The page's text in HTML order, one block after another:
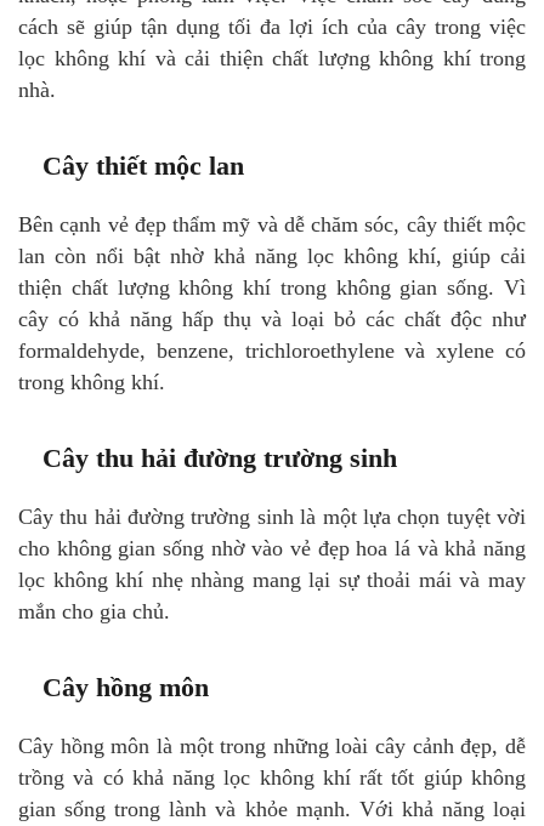
cách sẽ giúp tận dụng tối đa lợi ích của cây trong việc
lọc không khí và cải thiện chất lượng không khí trong
nhà.
Cây thiết mộc lan
Bên cạnh vẻ đẹp thẩm mỹ và dễ chăm sóc, cây thiết mộc
lan còn nổi bật nhờ khả năng lọc không khí, giúp cải
thiện chất lượng không khí trong không gian sống. Vì
cây có khả năng hấp thụ và loại bỏ các chất độc như
formaldehyde, benzene, trichloroethylene và xylene có
trong không khí.
Cây thu hải đường trường sinh
Cây thu hải đường trường sinh là một lựa chọn tuyệt vời
cho không gian sống nhờ vào vẻ đẹp hoa lá và khả năng
lọc không khí nhẹ nhàng mang lại sự thoải mái và may
mắn cho gia chủ.
Cây hồng môn
Cây hồng môn là một trong những loài cây cảnh đẹp, dễ
trồng và có khả năng lọc không khí rất tốt giúp không
gian sống trong lành và khỏe mạnh. Với khả năng loại